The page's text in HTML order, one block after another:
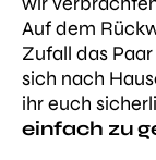
Auf dem
Zufall das
sich nach
ihr euch
einfach zu